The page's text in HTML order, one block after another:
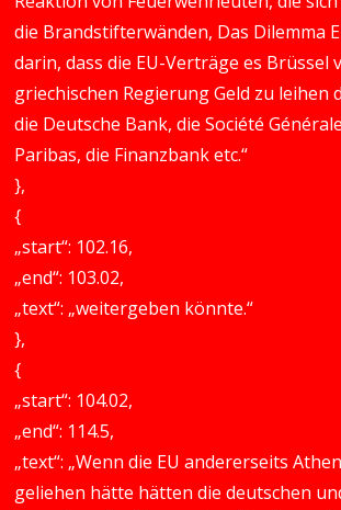
die Brandstifterwänden, Das Dilemma
darin, dass die EU-Verträge es Brüssel
griechischen Regierung Geld zu leihen
die Deutsche Bank, die Société
Paribas, die Finanzbank etc.“
},
{
„start“: 102.16,
„end“: 103.02,
„text“: „weitergeben könnte.“
},
{
„start“: 104.02,
„end“: 114.5,
„text“: „Wenn die EU andererseits
geliehen hätte hätten die deutschen